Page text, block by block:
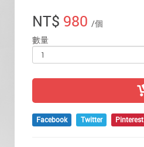
NT$ 980 /個
數量
Facebook Twitter Pinterest